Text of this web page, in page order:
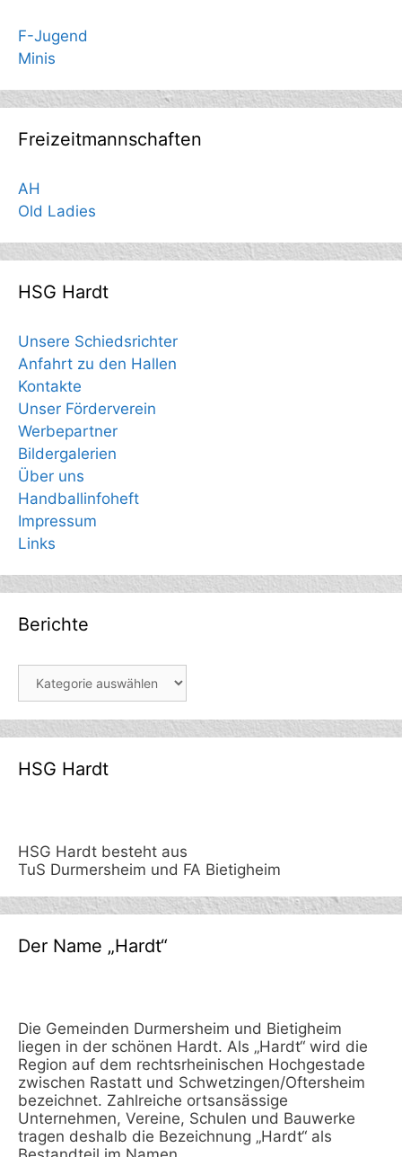
F-Jugend
Minis
Freizeitmannschaften
AH
Old Ladies
HSG Hardt
Unsere Schiedsrichter
Anfahrt zu den Hallen
Kontakte
Unser Förderverein
Werbepartner
Bildergalerien
Über uns
Handballinfoheft
Impressum
Links
Berichte
HSG Hardt
HSG Hardt besteht aus
TuS Durmersheim und FA Bietigheim
Der Name „Hardt“
Die Gemeinden Durmersheim und Bietigheim
liegen in der schönen Hardt. Als „Hardt“ wird die
Region auf dem rechtsrheinischen Hochgestade
zwischen Rastatt und Schwetzingen/Oftersheim
bezeichnet. Zahlreiche ortsansässige
Unternehmen, Vereine, Schulen und Bauwerke
tragen deshalb die Bezeichnung „Hardt“ als